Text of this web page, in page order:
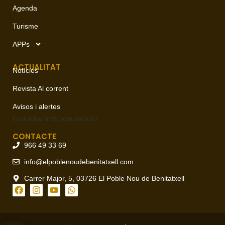
Agenda
Turisme
APPs
ACTUALITAT
Notícies
Revista Al corrent
Avisos i alertes
Contactar amb comunicació
CONTACTE
966 49 33 69
info@elpoblenoudebenitatxell.com
Carrer Major, 5, 03726 El Poble Nou de Benitatxell